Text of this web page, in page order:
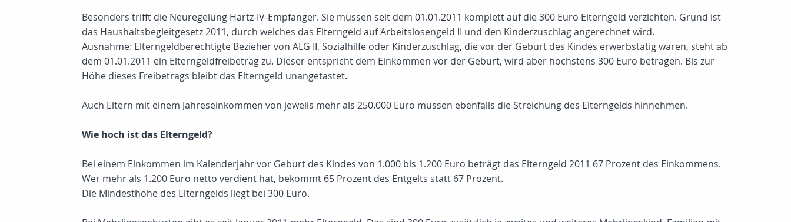
Besonders trifft die Neuregelung Hartz-IV-Empfänger. Sie müssen seit dem 01.01.2011 komplett auf die 300 Euro Elterngeld verzichten. Grund ist
das Haushaltsbegleitgesetz 2011, durch welches das Elterngeld auf Arbeitslosengeld II und den Kinderzuschlag angerechnet wird.
Ausnahme: Elterngeldberechtigte Bezieher von ALG II, Sozialhilfe oder Kinderzuschlag, die vor der Geburt des Kindes erwerbstätig waren, steht ab
dem 01.01.2011 ein Elterngeldfreibetrag zu. Dieser entspricht dem Einkommen vor der Geburt, wird aber höchstens 300 Euro betragen. Bis zur
Höhe dieses Freibetrags bleibt das Elterngeld unangetastet.
Auch Eltern mit einem Jahreseinkommen von jeweils mehr als 250.000 Euro müssen ebenfalls die Streichung des Elterngelds hinnehmen.
Wie hoch ist das Elterngeld?
Bei einem Einkommen im Kalenderjahr vor Geburt des Kindes von 1.000 bis 1.200 Euro beträgt das Elterngeld 2011 67 Prozent des Einkommens.
Wer mehr als 1.200 Euro netto verdient hat, bekommt 65 Prozent des Entgelts statt 67 Prozent.
Die Mindesthöhe des Elterngelds liegt bei 300 Euro.